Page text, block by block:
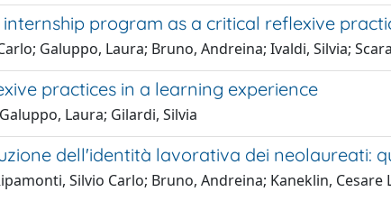
program as a critical reflexive
Galuppo, Laura; Bruno, Andreina; Ivaldi, Silvia;
practices in a learning experience
Laura; Gilardi, Silvia
dell'identità lavorativa dei neolaureati:
Silvio Carlo; Bruno, Andreina; Kaneklin, Cesare